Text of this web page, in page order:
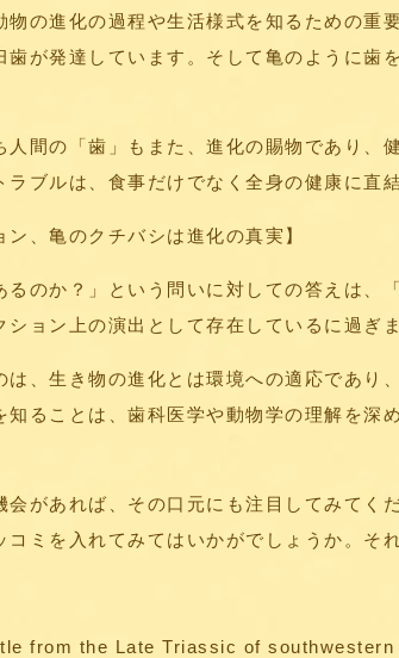
の進化の過程や生活様式を知るための重
が発達しています。そして亀のように歯
人間の「歯」もまた、進化の賜物であり
ブルは、食事だけでなく全身の健康に直
、亀のクチバシは進化の真実】
のか？」という問いに対しての答えは、
ョン上の演出として存在しているに過ぎま
は、生き物の進化とは環境への適応であ
ることは、歯科医学や動物学の理解を深
があれば、その口元にも注目してみてく
ミを入れてみてはいかがでしょうか。そ
from the Late Triassic of southwestern